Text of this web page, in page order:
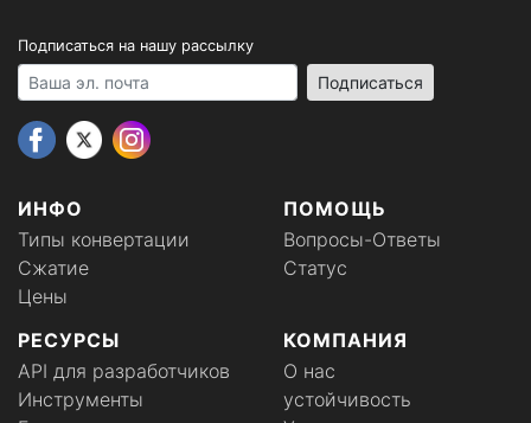
ИНФО
Типы конвертации
Сжатие
Цены
ПОМОЩЬ
Вопросы-Ответы
Статус
РЕСУРСЫ
API для разработчиков
Инструменты
КОМПАНИЯ
О нас
устойчивость
Подписаться на нашу рассылку
Your email address Подписаться